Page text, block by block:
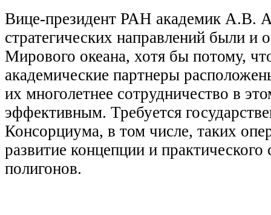
Вице-президент РАН академик А.В.
стратегических направлений были и
Мирового океана, хотя бы потому,
академические партнеры
их многолетнее сотрудничество в
эффективным. Требуется
Консорциума, в том числе, таких
развитие концепции и
полигонов.